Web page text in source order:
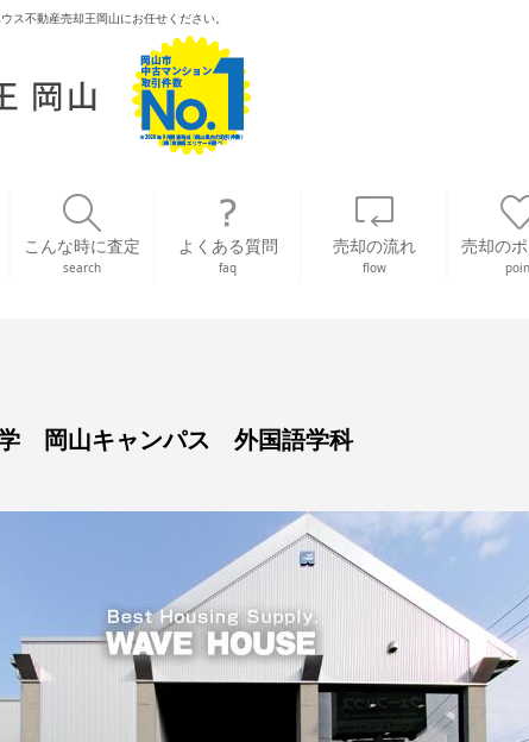
ス不動産売却王岡山にお任せください。
こんな時に査定
search
よくある質問
faq
売却の流れ
flow
売却の
岡山キャンパス 外国語学科